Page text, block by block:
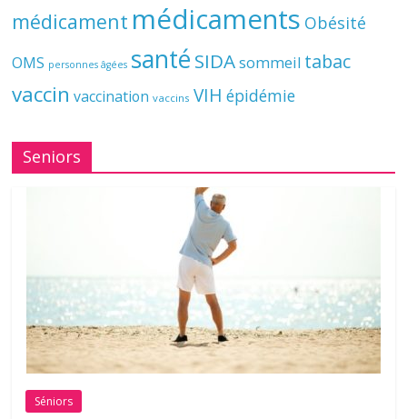
médicament médicaments Obésité
OMS personnes âgées santé SIDAsommeil tabac
vaccin vaccination vaccins VIH épidémie
Seniors
Séniors